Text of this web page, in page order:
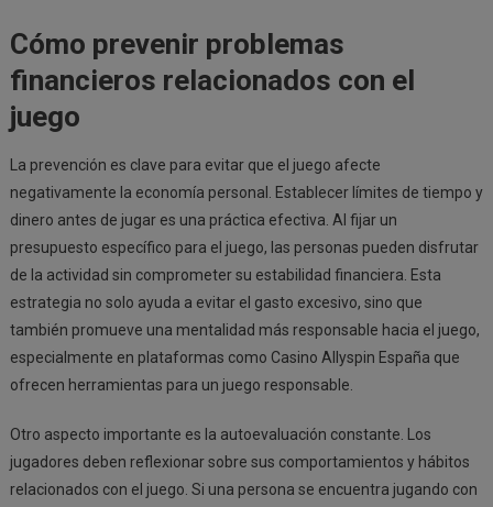
Cómo prevenir problemas
financieros relacionados con el
juego
La prevención es clave para evitar que el juego afecte
negativamente la economía personal. Establecer límites de tiempo y
dinero antes de jugar es una práctica efectiva. Al fijar un
presupuesto específico para el juego, las personas pueden disfrutar
de la actividad sin comprometer su estabilidad financiera. Esta
estrategia no solo ayuda a evitar el gasto excesivo, sino que
también promueve una mentalidad más responsable hacia el juego,
especialmente en plataformas como Casino Allyspin España que
ofrecen herramientas para un juego responsable.
Otro aspecto importante es la autoevaluación constante. Los
jugadores deben reflexionar sobre sus comportamientos y hábitos
relacionados con el juego. Si una persona se encuentra jugando con